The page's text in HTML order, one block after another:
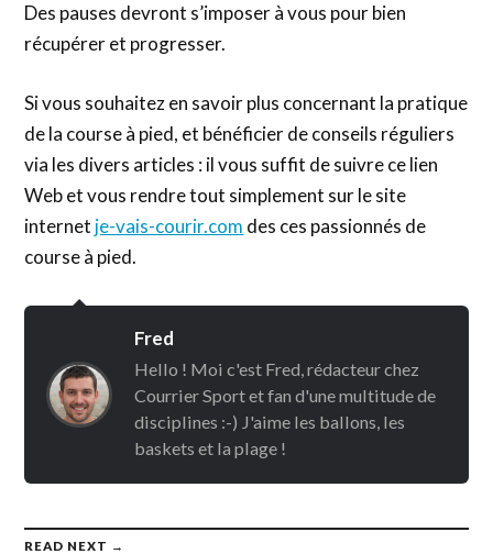
Des pauses devront s’imposer à vous pour bien
récupérer et progresser.
Si vous souhaitez en savoir plus concernant la pratique
de la course à pied, et bénéficier de conseils réguliers
via les divers articles : il vous suffit de suivre ce lien
Web et vous rendre tout simplement sur le site
internet je-vais-courir.com des ces passionnés de
course à pied.
Fred
Hello ! Moi c'est Fred, rédacteur chez
Courrier Sport et fan d'une multitude de
disciplines :-) J'aime les ballons, les
baskets et la plage !
READ NEXT →